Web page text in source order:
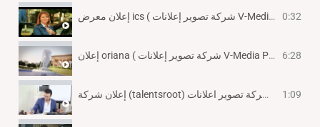
إعلان معرض ics ( شركة تصوير إعلانات V-Media Pro ) 0:32
إعلان oriana ( شركة تصوير إعلانات V-Media Pro) 6:28
إعلان شركة (talentsroot) شركة تصوير اعلانات (V-Media Pro) 1:09